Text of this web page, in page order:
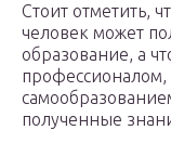
Стоит отметить,
человек может
образование, а
профессионалом,
полученные